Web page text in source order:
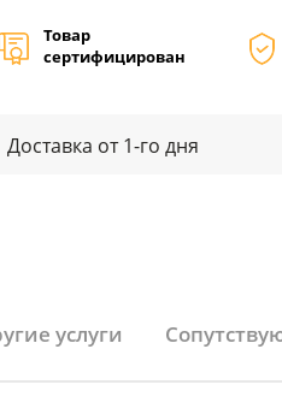
Товар
сертифицирован
Доставка от 1-го дня
услуги